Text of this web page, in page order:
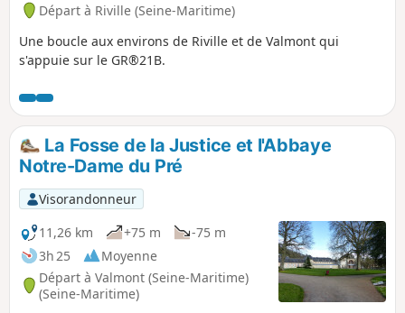
Départ à Riville (Seine-Maritime)
Une boucle aux environs de Riville et de Valmont qui
s'appuie sur le GR®21B.
La Fosse de la Justice et l'Abbaye
Notre-Dame du Pré
Visorandonneur
11,26 km
+75 m
-75 m
3h 25
Moyenne
Départ à Valmont (Seine-Maritime)
(Seine-Maritime)